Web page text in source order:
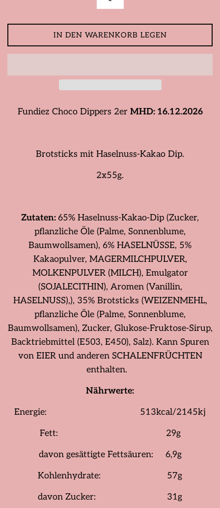
IN DEN WARENKORB LEGEN
Fundiez Choco Dippers 2er MHD: 16.12.2026
Brotsticks mit Haselnuss-Kakao Dip.
2x55g.
Zutaten:65% Haselnuss-Kakao-Dip (Zucker,
pflanzliche Öle (Palme, Sonnenblume,
Baumwollsamen), 6% HASELNÜSSE, 5%
Kakaopulver, MAGERMILCHPULVER,
MOLKENPULVER (MILCH), Emulgator
(SOJALECITHIN), Aromen (Vanillin,
HASELNUSS),), 35% Brotsticks (WEIZENMEHL,
pflanzliche Öle (Palme, Sonnenblume,
Baumwollsamen), Zucker, Glukose-Fruktose-Sirup,
Backtriebmittel (E503, E450), Salz). Kann Spuren
von EIER und anderen SCHALENFRÜCHTEN
enthalten.
Nährwerte:
Energie: 513kcal/2145kj
Fett: 29g
davon gesättigte Fettsäuren: 6,9g
Kohlenhydrate: 57g
davon Zucker: 31g